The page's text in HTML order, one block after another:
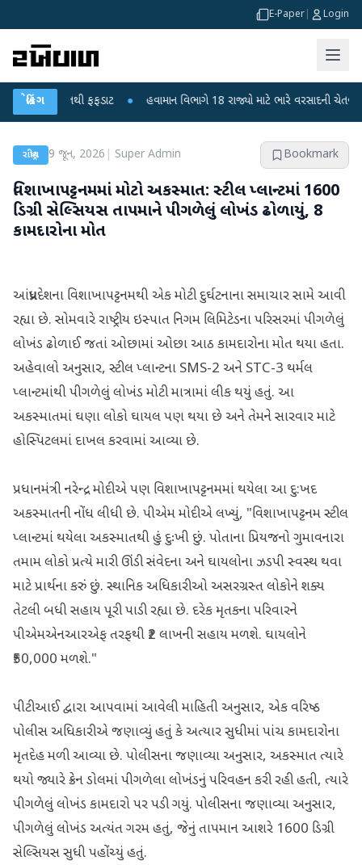
E-Paper Login
બ્રેકિંગ
મોતથી ફફડાટ ● હવામાન વિભાગે 18 રાજ્યો માટે ભારે વરસાદની ચેતવણી જારી
રાષ્ટ્રીય 9 જૂન, 2026 Super Admin Bookmark
વિશાખાપટ્ટનમમાં મોટો અકસ્માત: સ્ટીલ પ્લાન્ટમાં 1600
ડિગ્રી સેલ્સિયસ તાપમાને પીગળેલું લોખંડ ઢોળાયું, 8
કામદારોના મોત
આંધ્રપ્રદેશના વિશાખાપટ્ટનમથી એક મોટી દુર્ઘટનાના સમાચાર સામે આવી
રહ્યા છે. સોમવારે રાષ્ટ્રીય ઇસ્પાત નિગમ લિમિટેડના પરિસરમાં પીગળેલું
લોખંડ ઢોળાઈ જતાં ઓછામાં ઓછા આઠ કામદારોના મોત થયા હતા.
અહેવાલો અનુસાર, સ્ટીલ પ્લાન્ટના SMS-2 અને STC-3 થર્મલ
પ્લાન્ટમાંથી પીગળેલું લોખંડ મોટી માત્રામાં લીક થયું હતું. આ
અકસ્માતમાં ઘણા લોકો ઘાયલ પણ થયા છે અને તેમને સારવાર માટે
હોસ્પિટલમાં દાખલ કરવામાં આવ્યા છે.
પ્રધાનમંત્રી નરેન્દ્ર મોદીએ પણ વિશાખાપટ્ટનમમાં થયેલા આ દુ:ખદ
અકસ્માતની નોંધ લીધી છે. પીએમ મોદીએ લખ્યું, "વિશાખાપટ્ટનમ સ્ટીલ
પ્લાન્ટમાં થયેલા અકસ્માતથી હું દુઃખી છું. પોતાના પ્રિયજનો ગુમાવનારા
તમામ લોકો પ્રત્યે મારી ઊંડી સંવેદના અને ઘાયલોના ઝડપી સ્વસ્થ થવા
માટે પ્રાર્થના કરું છું. સ્થાનિક અધિકારીઓ અસરગ્રસ્ત લોકોને શક્ય
તેટલી બધી સહાય પૂરી પાડી રહ્યા છે. દરેક મૃતકના પરિવારને
પીએમએનઆરએફ તરફથી ₹2 લાખની સહાય મળશે. ઘાયલોને
₹50,000 મળશે."
પીટીઆઈ દ્વારા આપવામાં આવેલી માહિતી અનુસાર, એક વરિષ્ઠ
પોલીસ અધિકારીએ જણાવ્યું હતું કે અત્યાર સુધીમાં પાંચ કામદારોના
મૃતદેહ મળી આવ્યા છે. પોલીસના જણાવ્યા અનુસાર, અકસ્માત ત્યારે
થયો જ્યારે ક્રેન ડોલમાં પીગળેલા લોખંડનું પરિવહન કરી રહી હતી, ત્યારે
પીગળેલું લોખંડ કામદારો પર પડી ગયું. પોલીસના જણાવ્યા અનુસાર,
પીગળેલું લોખંડ અત્યંત ગરમ હતું, જેનું તાપમાન આશરે 1600 ડિગ્રી
સેલ્સિયસ સુધી પહોંચ્યું હતું.